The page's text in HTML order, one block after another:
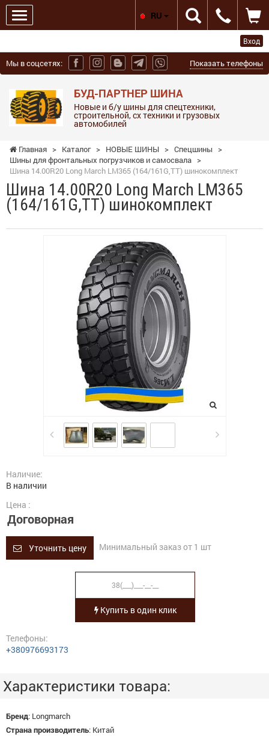
Вход
Мы в соцсетях: Показать телефоны
БУД-ПАРТНЕР ШИНА
Новые и б/у шины для спецтехники,
строительной, сх техники и грузовых
автомобилей
RU
Главная > Каталог > НОВЫЕ ШИНЫ > Спецшины
>
Шины для фронтальных погрузчиков и самосвала >
Шина 14.00R20 Long March LM365 (164/161G,TT) шинокомплект
Шина 14.00R20 Long March LM365
(164/161G,TT) шинокомплект
Наличие:
В наличии
Цена :
Договорная
Уточнить цену Минимальный заказ от 1 шт
Купить в один клик
Телефоны:
+380976693173
Характеристики товара:
Бренд: Longmarch
Страна производитель: Китай